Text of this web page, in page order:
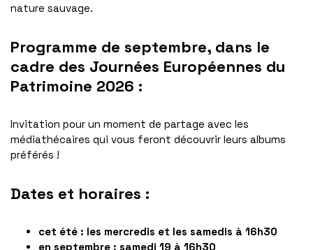
nature sauvage.
Programme de septembre, dans le
cadre des Journées Européennes du
Patrimoine 2026 :
Invitation pour un moment de partage avec les
médiathécaires qui vous feront découvrir leurs albums
préférés !
Dates et horaires :
cet été : les mercredis et les samedis à 16h30
en septembre : samedi 19 à 16h30